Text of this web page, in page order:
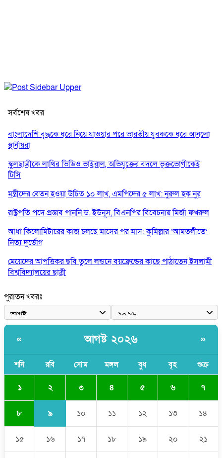
সর্বশেষ খবর
বাংলাদেশি বৃদ্ধকে ধরে নিয়ে যাওয়ার পরে ভারতীয় যুবককে ধরে আনলো
স্থানীয়রা
স্কুলছাত্রীকে লাথির ভিডিও ভাইরাল, অভিযুক্তের বদলে ভুক্তভোগীকেই
টিসি
মন্ত্রীদের বেতন হওয়া উচিত ১০ লাখ, এমপিদের ৫ লাখ: নুরুল হক নুর
রাষ্ট্রপতি পদে প্রস্তাব পাননি ড. ইউনূস, বিএনপির বিবেচনায় মির্জা ফখরুল
আধা কিলোমিটারের কাজ চলছে মাসের পর মাস: কুমিল্লার ‘আমতলীতে’
নিত্য দুর্ভোগ
মেয়েদের আপত্তিকর ছবি তুলে লন্ডনে বয়ফ্রেন্ডের কাছে পাঠাতেন ইসলামী
বিশ্ববিদ্যালয়ের ছাত্রী
পুলিশকে পিটিয়ে রক্তাক্ত করেছি এ দৃশ্য কি আপনারা দেখেননি: এনসিপি
নেতা
পাঁচ দেশি মাছে মিলল মাইক্রোপ্লাস্টিক, সবচেয়ে বেশি কই মাছে
বাংলাদেশী কর্মীদের আকামা নিয়ে বড় সুখবর দিলো সৌদি সরকার
ভারতের পূর্ব সীমান্তে এখন ‘আরেকটি পাকিস্তান’ গড়ে উঠেছে: সজীব
ওয়াজেদ জয়
পুরাতন খবরঃ
« আগষ্ট ২০২৬ »
শনি রবি সোম মঙ্গল বুধ বৃহ শুক্র
১ ২ ৩ ৪ ৫ ৬ ৭
৮ ৯ ১০ ১১ ১২ ১৩ ১৪
১৫ ১৬ ১৭ ১৮ ১৯ ২০ ২১